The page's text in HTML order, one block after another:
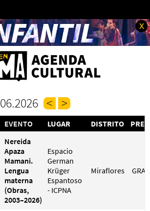
x
EVENTO LUGAR DISTRITO
Nereida
Apaza
Mamani.
Lengua
materna
(Obras,
2003–2026)
Espacio
German
Krüger
Espantoso
- ICPNA
Miraflores